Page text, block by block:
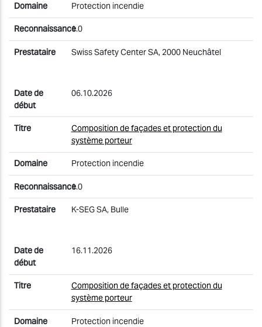
Protection incendie
1.0
Swiss Safety Center SA, 2000 Neuchâtel
06.10.2026
Composition de façades et protection du
système porteur
Protection incendie
1.0
K-SEG SA, Bulle
16.11.2026
Composition de façades et protection du
système porteur
Protection incendie